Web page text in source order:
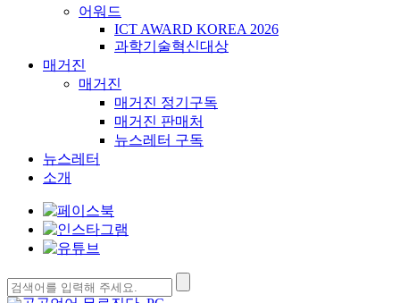
매거진 판매처
뉴스레터 구독
소개
김 관식
새로운 소식보다 제대로 된 소식을 전하겠습니다.